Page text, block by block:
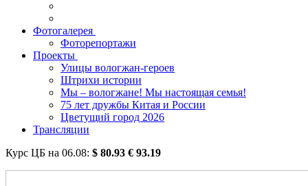
Фотогалерея
Фоторепортажи
Проекты
Улицы вологжан-героев
Штрихи истории
Мы – вологжане! Мы настоящая семья!
75 лет дружбы Китая и России
Цветущий город 2026
Трансляции
Курс ЦБ на 06.08: $ 80.93 € 93.19